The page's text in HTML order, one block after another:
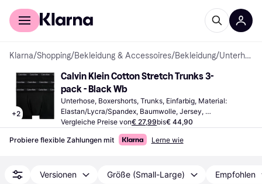
Für Shopper
Klarna/Shopping/Bekleidung & Accessoires/Bekleidung/ Unterhosen
+2
Calvin Klein Cotton Stretch Trunks 3-
pack - Black Wb
Unterhose, Boxershorts, Trunks, Einfarbig, Material:
Elastan/Lycra/Spandex, Baumwolle, Jersey,
Stretchgewebe
Vergleiche Preise von€ 27,99bis€ 44,90
Probiere flexible Zahlungen mit Lerne wie
Versionen Größe (Small-Large) Empfohlen